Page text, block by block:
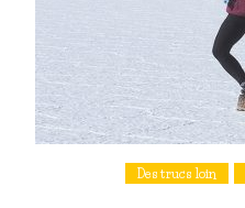
Des trucs loin